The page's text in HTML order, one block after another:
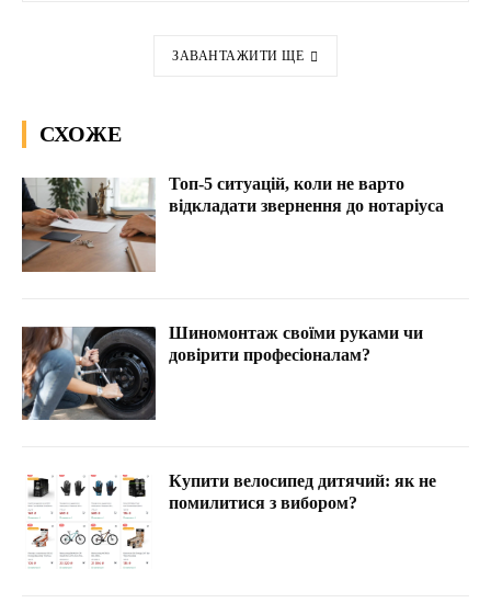
ЗАВАНТАЖИТИ ЩЕ
СХОЖЕ
Топ-5 ситуацій, коли не варто
відкладати звернення до нотаріуса
Шиномонтаж своїми руками чи
довірити професіоналам?
Купити велосипед дитячий: як не
помилитися з вибором?